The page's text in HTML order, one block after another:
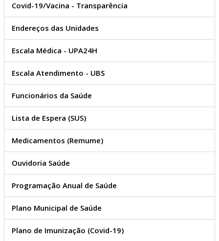
Covid-19/Vacina - Transparência
Endereços das Unidades
Escala Médica - UPA24H
Escala Atendimento - UBS
Funcionários da Saúde
Lista de Espera (SUS)
Medicamentos (Remume)
Ouvidoria Saúde
Programação Anual de Saúde
Plano Municipal de Saúde
Plano de Imunização (Covid-19)